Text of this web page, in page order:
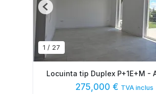
1 / 27
Previous
Locuinta tip Duplex P+1E+M -
275,000 € TVA inclus